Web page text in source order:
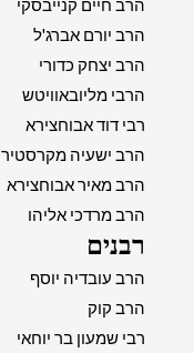
הרב חיים קנייבסקי
הרב יורם אברג'ל
הרב יצחק כדורי
הרבי מליובאוויטש
רבי דוד אבוחצירא
הרב ישעיה מקרסטיר
הרב מאיר אבוחצירא
הרב מרדכי אליהו
רבנים
הרב עובדיה יוסף
הרב קוק
רבי שמעון בר יוחאי